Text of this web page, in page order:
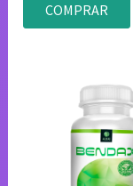
4.75
de 5
COMPRAR